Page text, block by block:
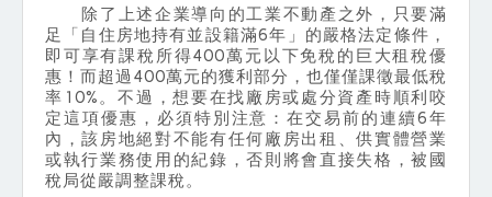
除了上述企業導向的工業不動產之外，只要滿
足「自住房地持有並設籍滿6年」的嚴格法定條件，
即可享有課稅所得400萬元以下免稅的巨大租稅優
惠！而超過400萬元的獲利部分，也僅僅課徵最低稅
率10%。不過，想要在找廠房或處分資產時順利咬
定這項優惠，必須特別注意：在交易前的連續6年
內，該房地絕對不能有任何廠房出租、供實體營業
或執行業務使用的紀錄，否則將會直接失格，被國
稅局從嚴調整課稅。